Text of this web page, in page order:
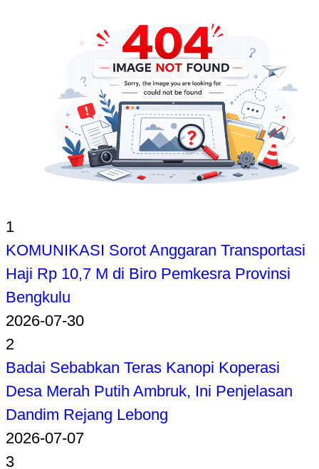
1
KOMUNIKASI Sorot Anggaran Transportasi
Haji Rp 10,7 M di Biro Pemkesra Provinsi
Bengkulu
2026-07-30
2
Badai Sebabkan Teras Kanopi Koperasi
Desa Merah Putih Ambruk, Ini Penjelasan
Dandim Rejang Lebong
2026-07-07
3